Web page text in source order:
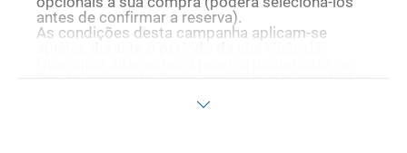
antes de confirmar a reserva).
As condições desta campanha aplicam-se
Desconto não acumulável.